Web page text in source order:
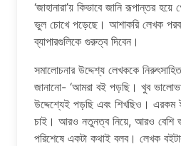
‘জাহানারা’য় কিভাবে জানি রূপান্তর
ভুল চোখে পড়েছে। আশাকরি লেখক
ব্যাপারগুলিকে গুরুত্ব দিবেন।
সমালোচনার উদ্দেশ্য লেখককে
জানানো- ‘আমরা বই পড়ছি। খুব
উদ্দেশ্যেই পড়ছি এবং শিখছিও।
চাই। আরও নতুনত্ব নিয়ে, আরও বেশি
পরিশেষে একটা কথাই বলব। লেখক